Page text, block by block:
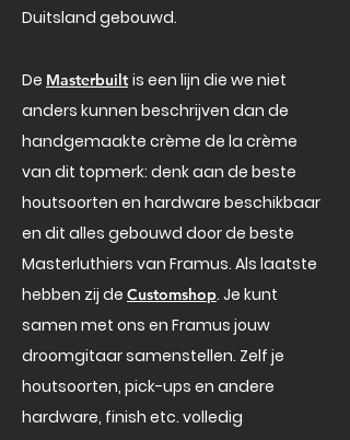
Duitsland gebouwd.
De Masterbuilt is een lijn die we niet
anders kunnen beschrijven dan de
handgemaakte crème de la crème
van dit topmerk: denk aan de beste
houtsoorten en hardware beschikbaar
en dit alles gebouwd door de beste
Masterluthiers van Framus. Als laatste
hebben zij de Customshop. Je kunt
samen met ons en Framus jouw
droomgitaar samenstellen. Zelf je
houtsoorten, pick-ups en andere
hardware, finish etc. volledig